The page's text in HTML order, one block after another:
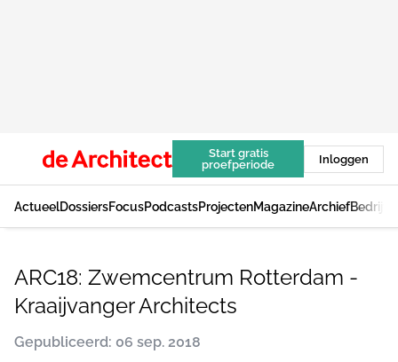
Start gratis
proefperiode
Inloggen
ActueelDossiersFocusPodcastsProjectenMagazineArchief
ARC18: Zwemcentrum Rotterdam -
Kraaijvanger Architects
Gepubliceerd: 06 sep. 2018